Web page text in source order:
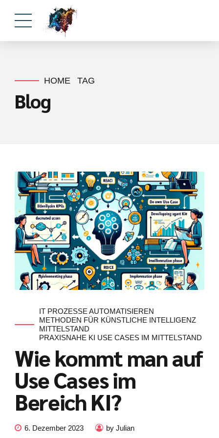
HOME TAG
Blog
IT PROZESSE AUTOMATISIEREN
METHODEN FÜR KÜNSTLICHE INTELLIGENZ
MITTELSTAND
PRAXISNAHE KI USE CASES IM MITTELSTAND
Wie kommt man auf
Use Cases im
Bereich KI?
6. Dezember 2023 by Julian